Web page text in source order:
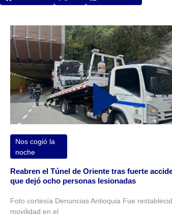
Nos cogió la
noche
Reabren el Túnel de Oriente tras fuerte
que dejó ocho personas lesionadas
Foto cortesía Denuncias Antioquia Fue
movilidad en el